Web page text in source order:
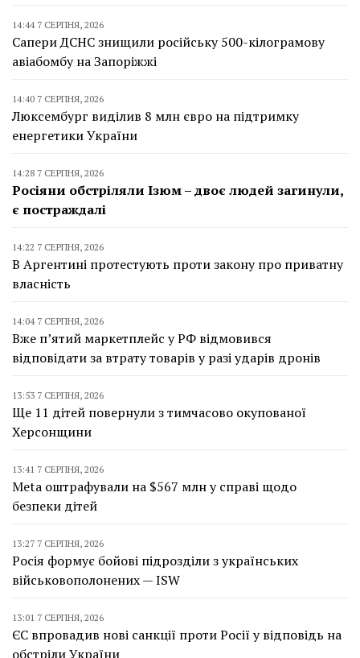
14:44 7 СЕРПНЯ, 2026
Сапери ДСНС знищили російську 500-кілограмову
авіабомбу на Запоріжжі
14:40 7 СЕРПНЯ, 2026
Люксембург виділив 8 млн євро на підтримку
енергетики України
14:28 7 СЕРПНЯ, 2026
Росіяни обстріляли Ізюм – двоє людей загинули,
є постраждалі
14:22 7 СЕРПНЯ, 2026
В Аргентині протестують проти закону про приватну
власність
14:04 7 СЕРПНЯ, 2026
Вже п’ятий маркетплейс у РФ відмовився
відповідати за втрату товарів у разі ударів дронів
13:53 7 СЕРПНЯ, 2026
Ще 11 дітей повернули з тимчасово окупованої
Херсонщини
13:41 7 СЕРПНЯ, 2026
Meta оштрафували на $567 млн у справі щодо
безпеки дітей
13:27 7 СЕРПНЯ, 2026
Росія формує бойові підрозділи з українських
військовополонених — ISW
13:01 7 СЕРПНЯ, 2026
ЄС впровадив нові санкції проти Росії у відповідь на
обстріли України